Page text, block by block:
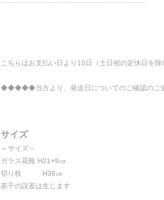
こちらはお支払い日より10日（土日祝の定休日を
◆◆◆◆◆当方より、発送日についてのご確認の
サイズ
～サイズ～
ガラス花瓶 H21×9㎝
切り枝 H38㎝
若干の誤差は生じます